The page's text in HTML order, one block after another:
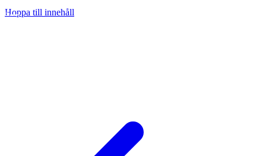
Hoppa till innehåll